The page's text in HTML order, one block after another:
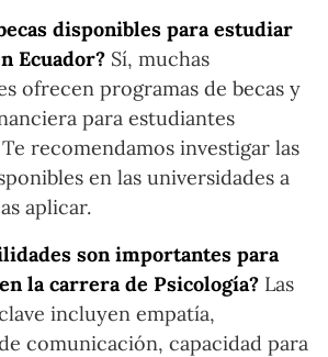
disponibles para estudiar
Ecuador? Sí, muchas
ofrecen programas de becas y
para estudiantes
recomendamos investigar las
en las universidades a
aplicar.
son importantes para
la carrera de Psicología? Las
incluyen empatía,
comunicación, capacidad para